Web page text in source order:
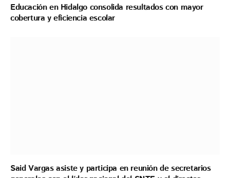
Educación en Hidalgo consolida resultados con mayor
cobertura y eficiencia escolar
Said Vargas asiste y participa en reunión de secretarios